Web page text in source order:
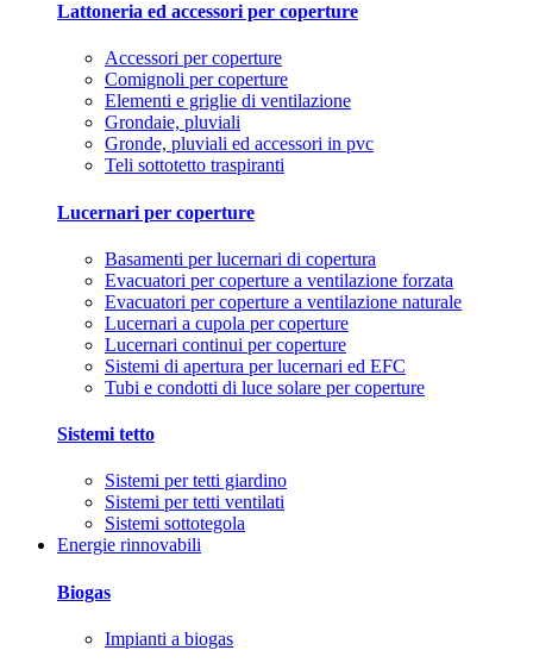
Lattoneria ed accessori per coperture
Accessori per coperture
Comignoli per coperture
Elementi e griglie di ventilazione
Grondaie, pluviali
Gronde, pluviali ed accessori in pvc
Teli sottotetto traspiranti
Lucernari per coperture
Basamenti per lucernari di copertura
Evacuatori per coperture a ventilazione forzata
Evacuatori per coperture a ventilazione naturale
Lucernari a cupola per coperture
Lucernari continui per coperture
Sistemi di apertura per lucernari ed EFC
Tubi e condotti di luce solare per coperture
Sistemi tetto
Sistemi per tetti giardino
Sistemi per tetti ventilati
Sistemi sottotegola
Energie rinnovabili
Biogas
Impianti a biogas